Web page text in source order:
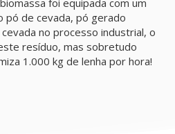
foi equipada com um
pó de cevada, pó gerado
no processo industrial, o
resíduo, mas sobretudo
1.000 kg de lenha por hora!